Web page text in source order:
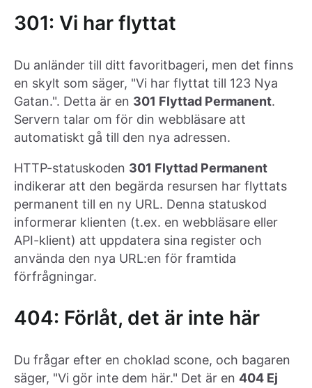
301: Vi har flyttat
Du anländer till ditt favoritbageri, men det finns
en skylt som säger, "Vi har flyttat till 123 Nya
Gatan.". Detta är en 301 Flyttad Permanent.
Servern talar om för din webbläsare att
automatiskt gå till den nya adressen.
HTTP-statuskoden 301 Flyttad Permanent
indikerar att den begärda resursen har flyttats
permanent till en ny URL. Denna statuskod
informerar klienten (t.ex. en webbläsare eller
API-klient) att uppdatera sina register och
använda den nya URL:en för framtida
förfrågningar.
404: Förlåt, det är inte här
Du frågar efter en choklad scone, och bagaren
säger, "Vi gör inte dem här." Det är en 404 Ej